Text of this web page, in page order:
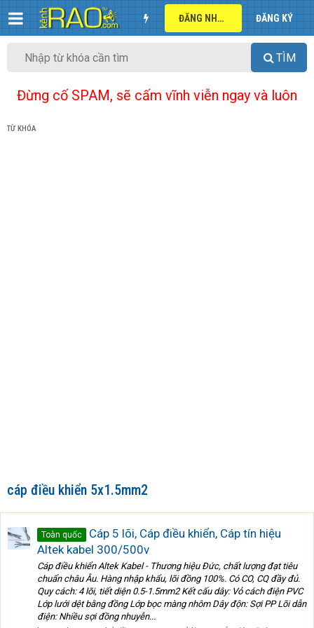
ĐĂNG NHẬP ĐĂNG KÝ
TÌM
Đừng cố SPAM, sẽ cấm vĩnh viễn ngay và luôn
TỪ KHÓA
cáp điều khiển 5x1.5mm2
Toàn quốc
Cáp 5 lõi, Cáp điều khiển, Cáp tín hiệu
Altek kabel 300/500v
Cáp điều khiển Altek Kabel - Thương hiệu Đức, chất lượng đạt tiêu
chuẩn châu Âu. Hàng nhập khẩu, lõi đồng 100%. Có CO, CQ đầy đủ.
Quy cách: 4 lõi, tiết diện 0.5-1.5mm2 Kết cấu dây: Vỏ cách điện PVC
Lớp lưới dệt bằng đồng Lớp bọc màng nhôm Dây độn: Sợi PP Lõi dẫn
điện: Nhiều sợi đồng nhuyễn...